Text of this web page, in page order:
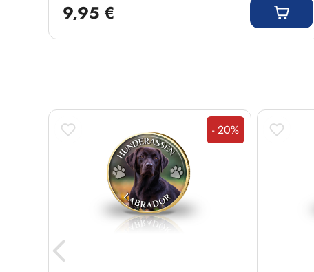
9,95 €
Produktgalerie überspringen
Rabatt
- 20%